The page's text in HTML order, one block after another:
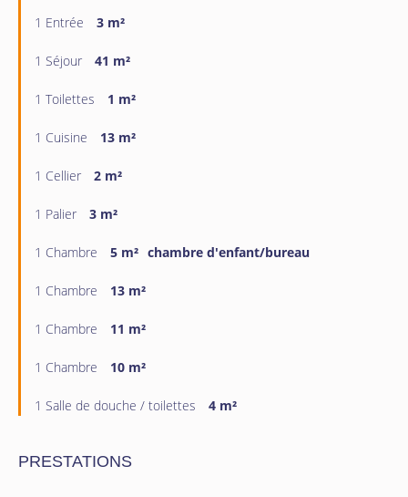
1 Entrée 3 m²
1 Séjour 41 m²
1 Toilettes 1 m²
1 Cuisine 13 m²
1 Cellier 2 m²
1 Palier 3 m²
1 Chambre 5 m² chambre d'enfant/bureau
1 Chambre 13 m²
1 Chambre 11 m²
1 Chambre 10 m²
1 Salle de douche / toilettes 4 m²
PRESTATIONS